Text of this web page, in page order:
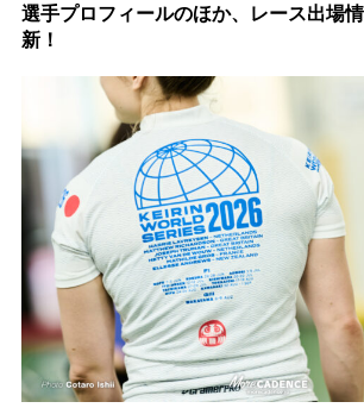
選手プロフィールのほか、レース出場
新！